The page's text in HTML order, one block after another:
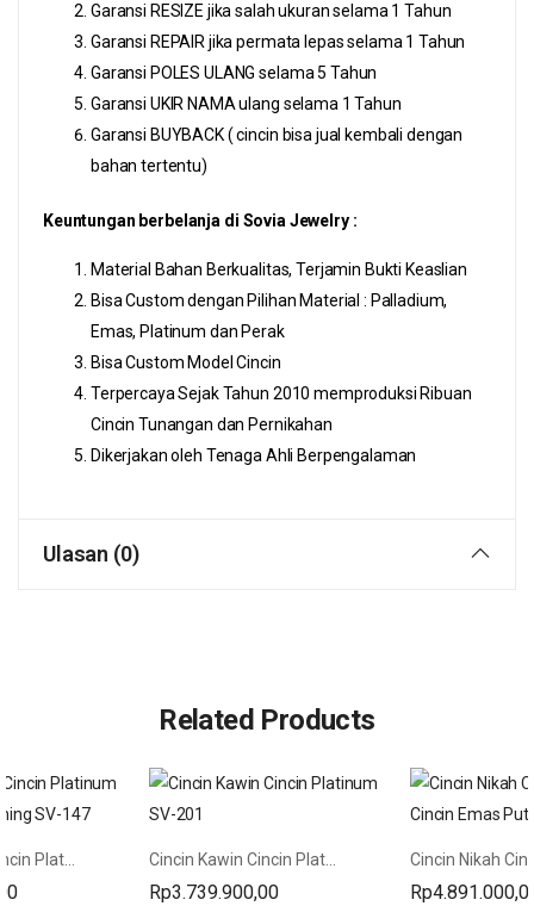
Garansi RESIZE jika salah ukuran selama 1 Tahun
Garansi REPAIR jika permata lepas selama 1 Tahun
Garansi POLES ULANG selama 5 Tahun
Garansi UKIR NAMA ulang selama 1 Tahun
Garansi BUYBACK ( cincin bisa jual kembali dengan
bahan tertentu)
Keuntungan berbelanja di Sovia Jewelry :
Material Bahan Berkualitas, Terjamin Bukti Keaslian
Bisa Custom dengan Pilihan Material : Palladium,
Emas, Platinum dan Perak
Bisa Custom Model Cincin
Terpercaya Sejak Tahun 2010 memproduksi Ribuan
Cincin Tunangan dan Pernikahan
Dikerjakan oleh Tenaga Ahli Berpengalaman
Ulasan (0)
Related Products
Rp3.739.900,00 Rp